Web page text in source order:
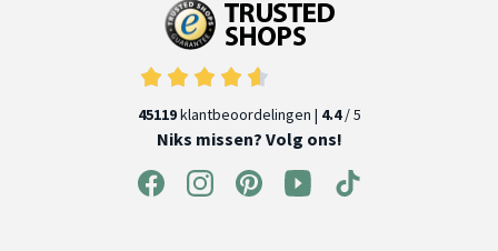
45119klantbeoordelingen | 4.4/ 5
Niks missen? Volg ons!